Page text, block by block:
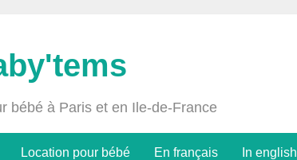
bébé à Paris et en Ile-de-France
Location pour bébé En français In english